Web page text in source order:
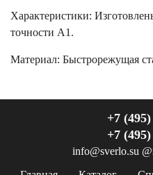
Характеристики:
точности А1.
Материал: Быстрорежущая
+7
+7
info@sverlo.su